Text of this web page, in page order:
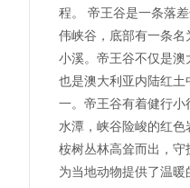
程。 帝王谷是一条落
伟峡谷，底部有一条
小溪。帝王谷不仅是澳
也是澳大利亚内陆红
一。帝王谷有着健行
水潭，峡谷险峻的红
桉树丛林高耸而出，守
为当地动物提供了温